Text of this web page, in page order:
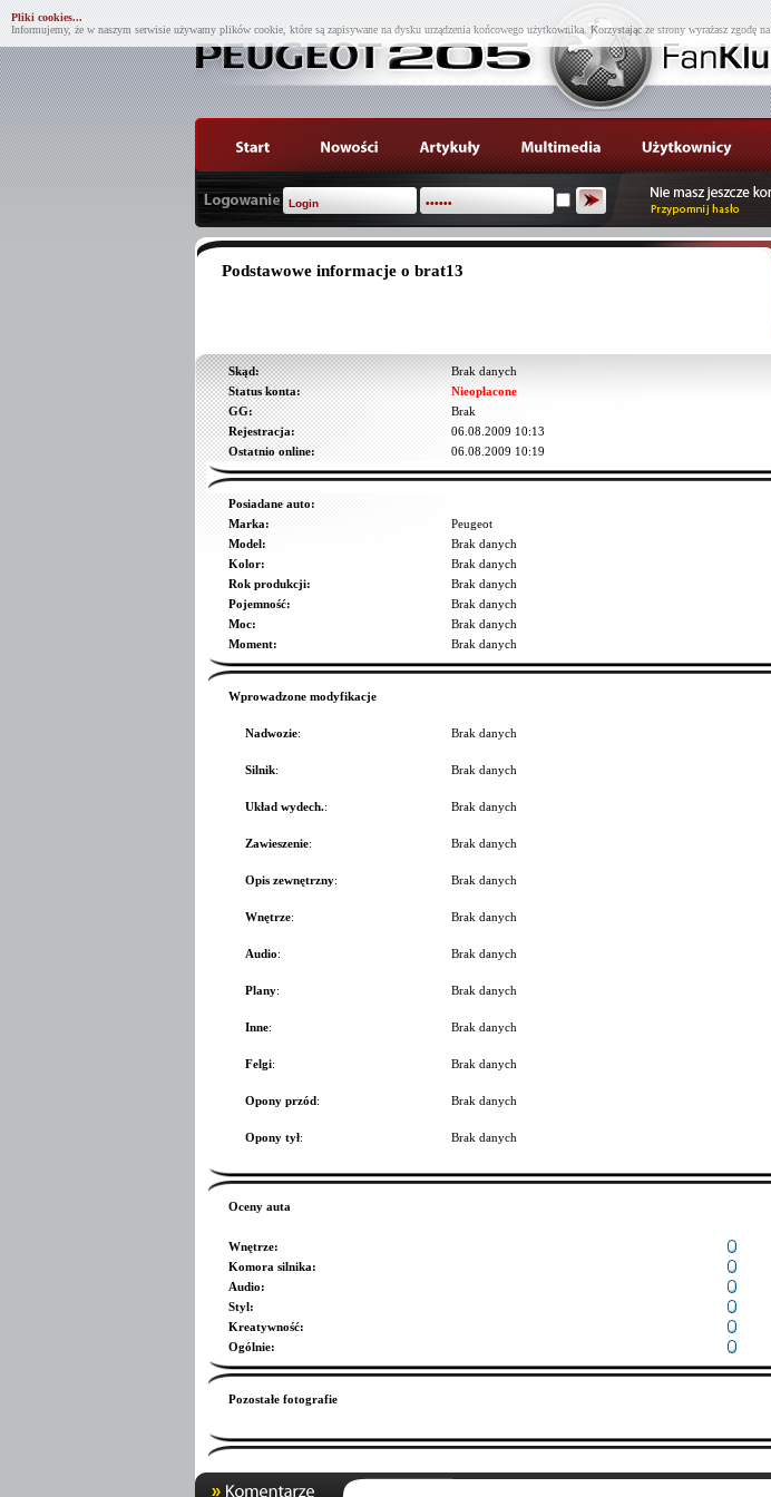
Pliki cookies...
Informujemy, że w naszym serwisie używamy plików cookie, które są zapisywane na dysku urządzenia końcowego użytkownika. Korzystając ze strony wyrażasz zgodę
Podstawowe informacje o brat13
Skąd:
Brak danych
Status konta:
Nieopłacone
GG:
Brak
Rejestracja:
06.08.2009 10:13
Ostatnio online:
06.08.2009 10:19
Posiadane auto:
Marka:
Peugeot
Model:
Brak danych
Kolor:
Brak danych
Rok produkcji:
Brak danych
Pojemność:
Brak danych
Moc:
Brak danych
Moment:
Brak danych
Wprowadzone modyfikacje
Nadwozie: Brak danych
Silnik: Brak danych
Układ wydech.: Brak danych
Zawieszenie: Brak danych
Opis zewnętrzny: Brak danych
Wnętrze: Brak danych
Audio: Brak danych
Plany: Brak danych
Inne: Brak danych
Felgi: Brak danych
Opony przód: Brak danych
Opony tył: Brak danych
Oceny auta
Wnętrze:
Komora silnika:
Audio:
Styl:
Kreatywność:
Ogólnie:
Pozostałe fotografie